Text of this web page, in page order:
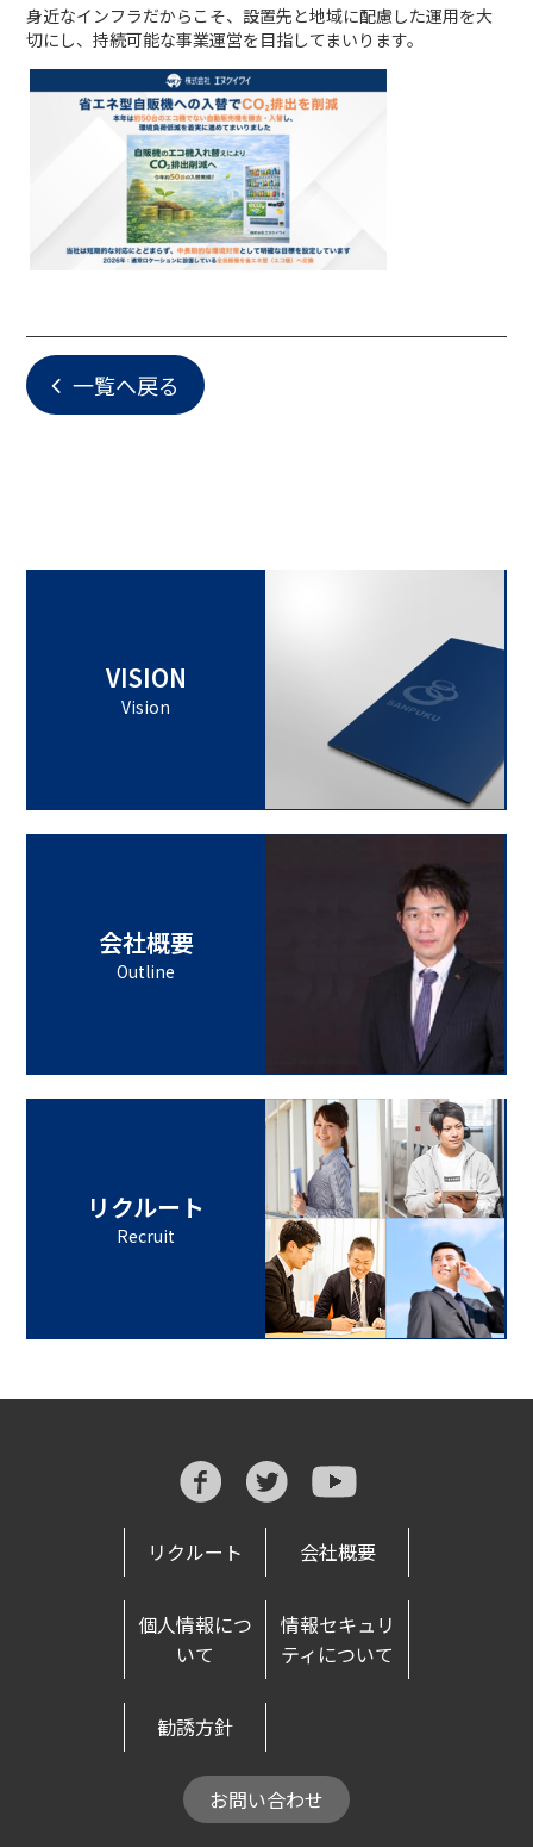
身近なインフラだからこそ、設置先と地域に配慮した運用を大
切にし、持続可能な事業運営を目指してまいります。
一覧へ戻る
VISION
Vision
会社概要
Outline
リクルート
Recruit
リクルート 会社概要
個人情報につ
いて
情報セキュリ
ティについて
勧誘方針
お問い合わせ